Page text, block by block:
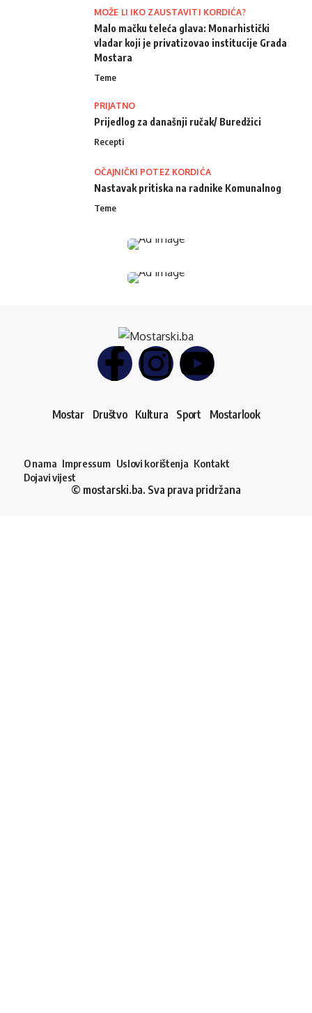
MOŽE LI IKO ZAUSTAVITI KORDIĆA?
Malo mačku teleća glava: Monarhistički
vladar koji je privatizovao institucije Grada
Mostara
Teme
PRIJATNO
Prijedlog za današnji ručak/ Buredžici
Recepti
OČAJNIČKI POTEZ KORDIĆA
Nastavak pritiska na radnike Komunalnog
Teme
Mostar Društvo Kultura Sport Mostarlook
O nama Impressum Uslovi korištenja Kontakt
Dojavi vijest
© mostarski.ba. Sva prava pridržana